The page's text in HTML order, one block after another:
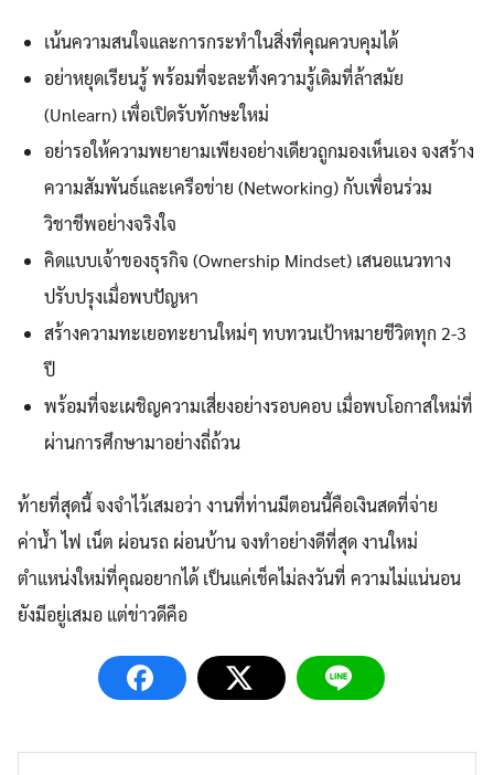
เน้นความสนใจและการกระทำในสิ่งที่คุณควบคุมได้
อย่าหยุดเรียนรู้ พร้อมที่จะละทิ้งความรู้เดิมที่ล้าสมัย
(Unlearn) เพื่อเปิดรับทักษะใหม่
อย่ารอให้ความพยายามเพียงอย่างเดียวถูกมองเห็นเอง จงสร้าง
ความสัมพันธ์และเครือข่าย (Networking) กับเพื่อนร่วม
วิชาชีพอย่างจริงใจ
คิดแบบเจ้าของธุรกิจ (Ownership Mindset) เสนอแนวทาง
ปรับปรุงเมื่อพบปัญหา
สร้างความทะเยอทะยานใหม่ๆ ทบทวนเป้าหมายชีวิตทุก 2-3
ปี
พร้อมที่จะเผชิญความเสี่ยงอย่างรอบคอบ เมื่อพบโอกาสใหม่ที่
ผ่านการศึกษามาอย่างถี่ถ้วน
ท้ายที่สุดนี้ จงจำไว้เสมอว่า งานที่ท่านมีตอนนี้คือเงินสดที่จ่าย
ค่าน้ำ ไฟ เน็ต ผ่อนรถ ผ่อนบ้าน จงทำอย่างดีที่สุด งานใหม่
ตำแหน่งใหม่ที่คุณอยากได้ เป็นแค่เช็คไม่ลงวันที่ ความไม่แน่นอน
ยังมีอยู่เสมอ แต่ข่าวดีคือ